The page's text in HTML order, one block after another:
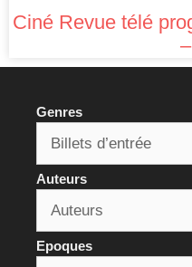
Ciné Revue télé
Genres
Auteurs
Epoques